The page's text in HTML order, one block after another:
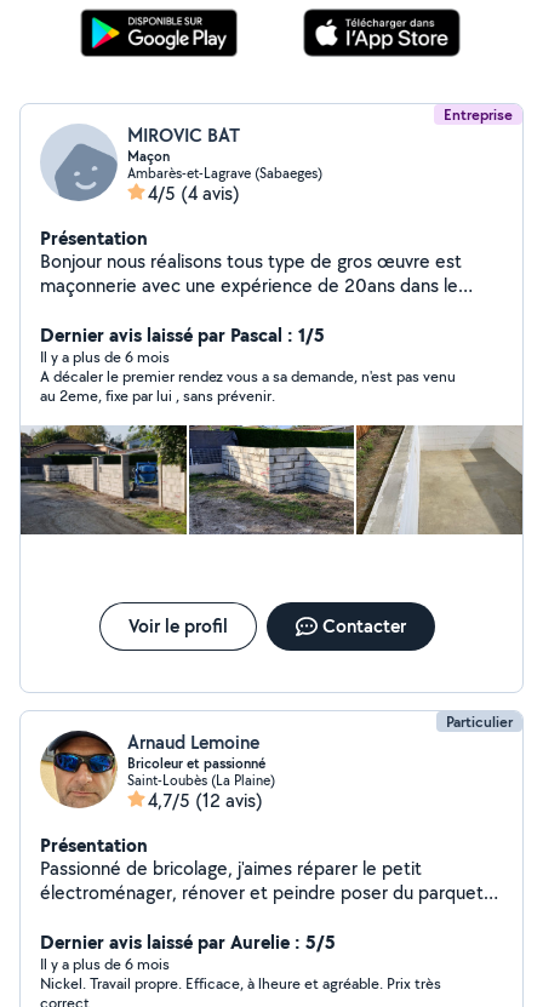
Entreprise
MIROVIC BAT
Maçon
Ambarès-et-Lagrave (Sabaeges)
4/5 (4 avis)
Présentation
Bonjour nous réalisons tous type de gros œuvre est
maçonnerie avec une expérience de 20ans dans le
qualité.
Dernier avis laissé par Pascal : 1/5
Il y a plus de 6 mois
A décaler le premier rendez vous a sa demande, n'est pas venu
au 2eme, fixe par lui , sans prévenir.
Voir le profil Contacter
Particulier
Arnaud Lemoine
Bricoleur et passionné
Saint-Loubès (La Plaine)
4,7/5 (12 avis)
Présentation
Passionné de bricolage, j'aimes réparer le petit
électroménager, rénover et peindre poser du parquet
Dernier avis laissé par Aurelie : 5/5
Il y a plus de 6 mois
Nickel. Travail propre. Efficace, à lheure et agréable. Prix très
correct